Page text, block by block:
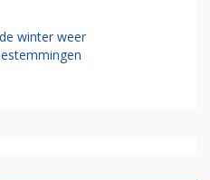
winter weer